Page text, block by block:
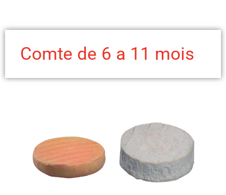
Comte de 6 a 11 mois